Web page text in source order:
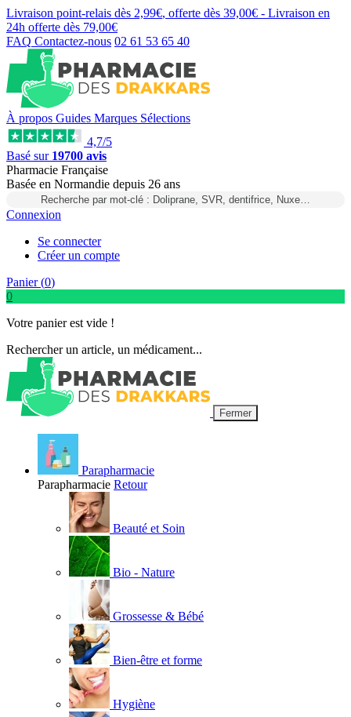
Livraison point-relais dès 2,99€, offerte dès 39,00€ - Livraison en
24h offerte dès 79,00€
FAQ Contactez-nous 02 61 53 65 40
À propos Guides Marques Sélections
4,7/5
Basé sur 19700 avis
Pharmacie Française
Basée en Normandie depuis 26 ans
Recherche par mot-clé : Doliprane, SVR, dentifrice, Nuxe…
Connexion
Se connecter
Créer un compte
Panier (0)
0
Votre panier est vide !
Rechercher un article, un médicament...
Fermer
Parapharmacie
Parapharmacie Retour
Beauté et Soin
Bio - Nature
Grossesse & Bébé
Bien-être et forme
Hygiène